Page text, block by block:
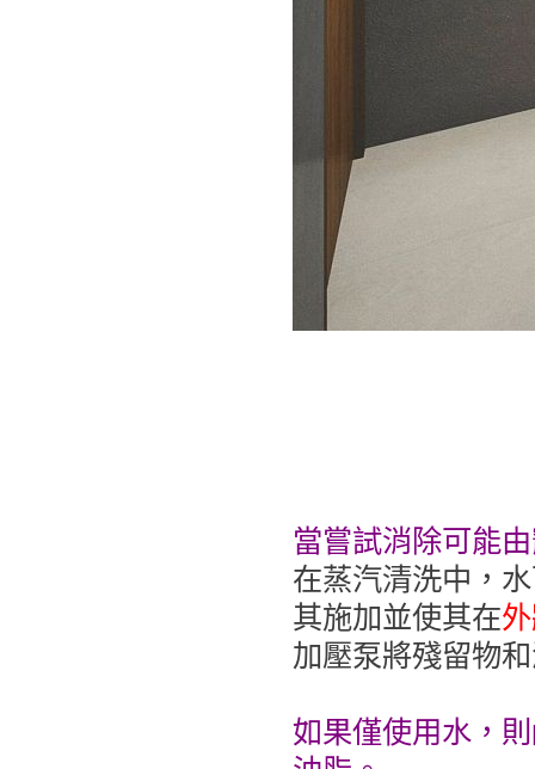
當嘗試消除可能
在蒸汽清洗中，
其施加並使其在
加壓泵將殘留物
如果僅使用水，